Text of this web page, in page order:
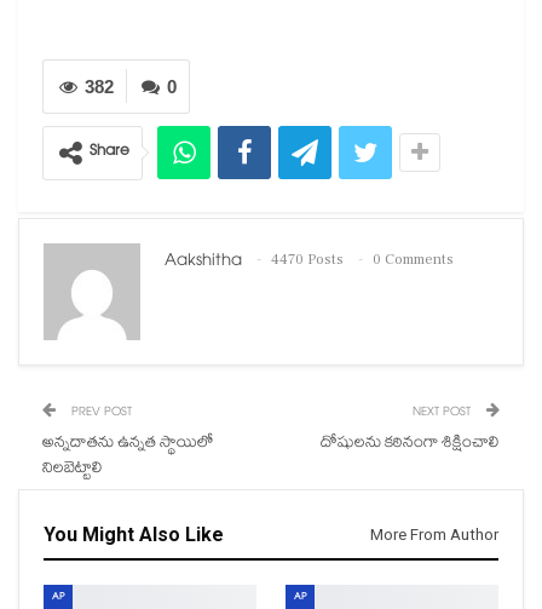
0
382
Share
Aakshitha 4470 Posts 0 Comments
PREV POST
అన్నదాతను ఉన్నత స్థాయిలో
నిలబెట్టాలి
NEXT POST
దోషులను కఠినంగా శిక్షించాలి
You Might Also Like More From Author
AP AP